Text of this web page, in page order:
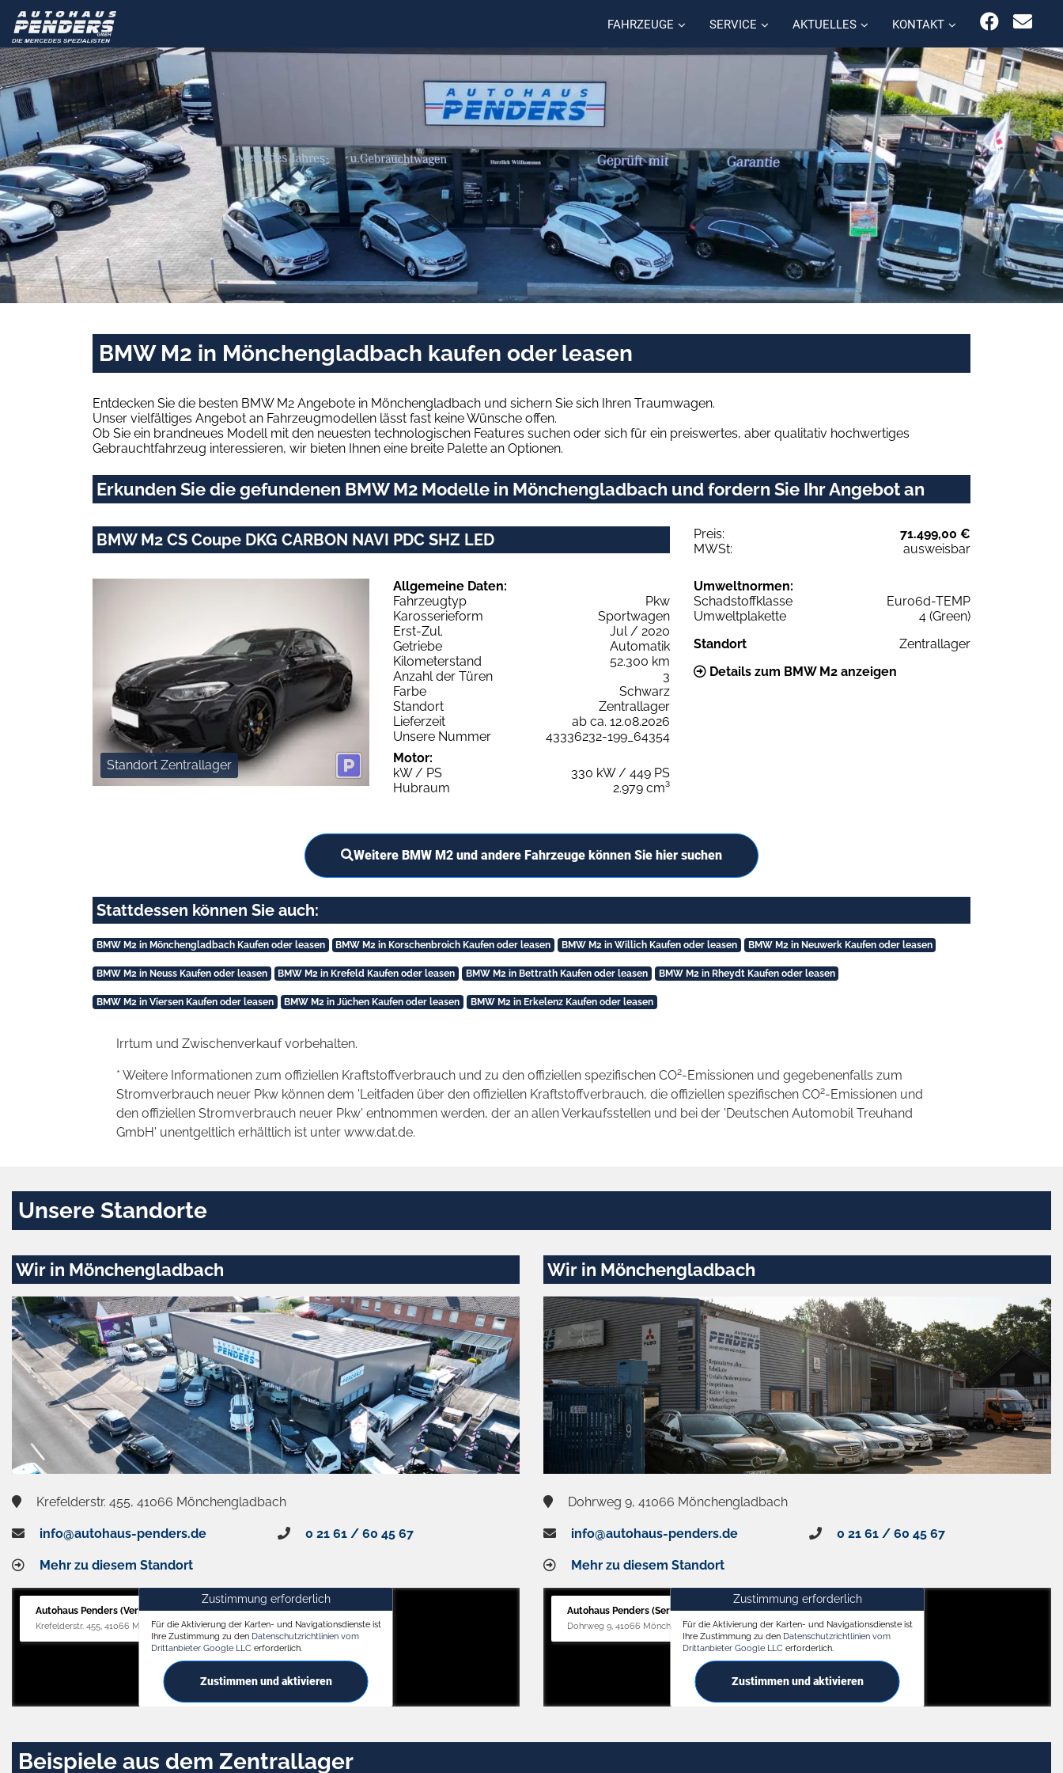
FAHRZEUGE SERVICE AKTUELLES KONTAKT
BMW M2 in Mönchengladbach kaufen oder leasen
Entdecken Sie die besten BMW M2 Angebote in Mönchengladbach und sichern Sie sich Ihren Traumwagen.
Unser vielfältiges Angebot an Fahrzeugmodellen lässt fast keine Wünsche offen.
Ob Sie ein brandneues Modell mit den neuesten technologischen Features suchen oder sich für ein preiswertes, aber qualitativ hochwertiges
Gebrauchtfahrzeug interessieren, wir bieten Ihnen eine breite Palette an Optionen.
Erkunden Sie die gefundenen BMW M2 Modelle in Mönchengladbach und fordern Sie Ihr Angebot an
BMW M2 CS Coupe DKG CARBON NAVI PDC SHZ LED Preis:
71.499,00 €
MWSt:
ausweisbar
Standort Zentrallager
Allgemeine Daten:
Fahrzeugtyp
Pkw
Karosserieform
Sportwagen
Erst-Zul.
Jul / 2020
Getriebe
Automatik
Kilometerstand
52.300 km
Anzahl der Türen
3
Farbe
Schwarz
Standort
Zentrallager
Lieferzeit
ab ca. 12.08.2026
Unsere Nummer
43336232-199_64354
Motor:
kW / PS
330 kW / 449 PS
Hubraum
2.979 cm³
Umweltnormen:
Schadstoffklasse
Euro6d-TEMP
Umweltplakette
4 (Green)
Standort
Zentrallager
Details zum BMW M2 anzeigen
Weitere BMW M2 und andere Fahrzeuge können Sie hier suchen
Stattdessen können Sie auch:
BMW M2 in Mönchengladbach Kaufen oder leasen BMW M2 in Korschenbroich Kaufen oder leasen BMW M2 in Willich Kaufen oder leasen BMW M2 in Neuwerk Kaufen oder leasen
BMW M2 in Neuss Kaufen oder leasen BMW M2 in Krefeld Kaufen oder leasen BMW M2 in Bettrath Kaufen oder leasen BMW M2 in Rheydt Kaufen oder leasen
BMW M2 in Viersen Kaufen oder leasen BMW M2 in Jüchen Kaufen oder leasen BMW M2 in Erkelenz Kaufen oder leasen
Irrtum und Zwischenverkauf vorbehalten.
* Weitere Informationen zum offiziellen Kraftstoffverbrauch und zu den offiziellen spezifischen CO2-Emissionen und gegebenenfalls zum
Stromverbrauch neuer Pkw können dem 'Leitfaden über den offiziellen Kraftstoffverbrauch, die offiziellen spezifischen CO2-Emissionen und
den offiziellen Stromverbrauch neuer Pkw' entnommen werden, der an allen Verkaufsstellen und bei der 'Deutschen Automobil Treuhand
GmbH' unentgeltlich erhältlich ist unter www.dat.de.
Unsere Standorte
Wir in Mönchengladbach
Krefelderstr. 455, 41066 Mönchengladbach
info@autohaus-penders.de 0 21 61 / 60 45 67
Mehr zu diesem Standort
Autohaus Penders (Verkauf)
Krefelderstr. 455, 41066 Mönchengladbach
Zustimmung erforderlich
Für die Aktivierung der Karten- und Navigationsdienste ist
Ihre Zustimmung zu den Datenschutzrichtlinien vom
Drittanbieter Google LLC erforderlich.
Zustimmen und aktivieren
Wir in Mönchengladbach
Dohrweg 9, 41066 Mönchengladbach
info@autohaus-penders.de 0 21 61 / 60 45 67
Mehr zu diesem Standort
Autohaus Penders (Service)
Dohrweg 9, 41066 Mönchengladbach
Zustimmung erforderlich
Für die Aktivierung der Karten- und Navigationsdienste ist
Ihre Zustimmung zu den Datenschutzrichtlinien vom
Drittanbieter Google LLC erforderlich.
Zustimmen und aktivieren
Beispiele aus dem Zentrallager